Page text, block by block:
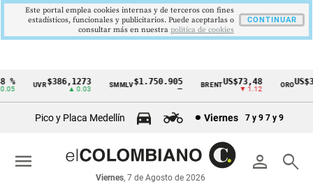
Cintillo
económicos
Colombia
UVR$386,1273
▲ 0.03
SMMLV$1.750.905 BRENTUS$73,48
▼ 1.12
ORO
Pico y Placa Medellín Viernes 7 y 9 7 y 9
person search
Viernes, 7 de Agosto de 2026
menu
Este portal emplea cookies internas y de terceros con fines
estadísticos, funcionales y publicitarios. Puede aceptarlas o
consultar más en nuestra politica de cookies
CONTINUAR